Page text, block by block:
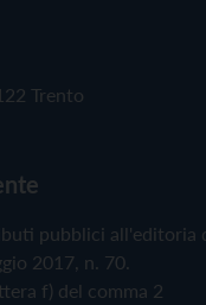
Trento
pubblici all'editoria
2017, n. 70.
f) del comma 2